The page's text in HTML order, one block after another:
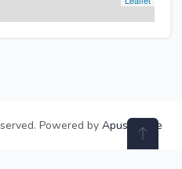
Powered by ApusTheme